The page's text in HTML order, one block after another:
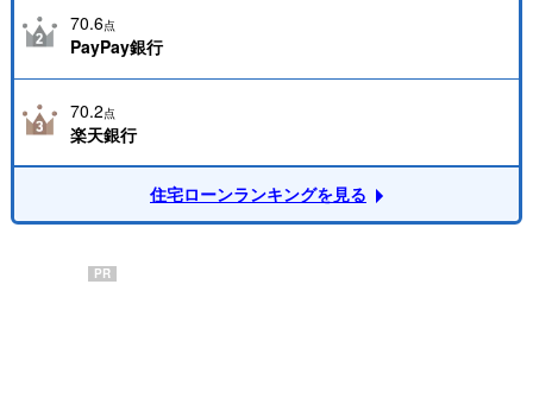
70.6点
PayPay銀行
70.2点
楽天銀行
住宅ローンランキングを見る
PR